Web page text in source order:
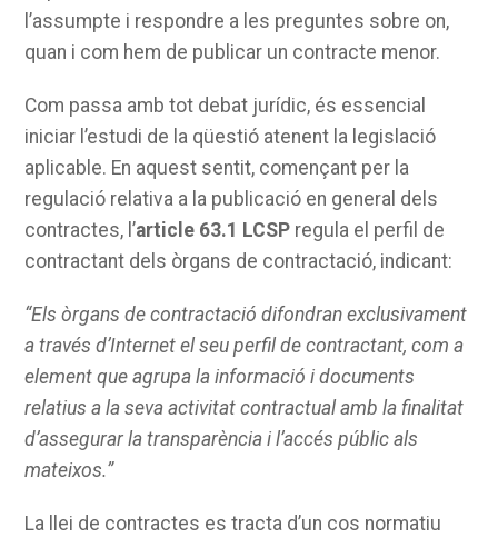
l’assumpte i respondre a les preguntes sobre on,
quan i com hem de publicar un contracte menor.
Com passa amb tot debat jurídic, és essencial
iniciar l’estudi de la qüestió atenent la legislació
aplicable. En aquest sentit, començant per la
regulació relativa a la publicació en general dels
contractes, l’article 63.1 LCSP regula el perfil de
contractant dels òrgans de contractació, indicant:
“Els òrgans de contractació difondran exclusivament
a través d’Internet el seu perfil de contractant, com a
element que agrupa la informació i documents
relatius a la seva activitat contractual amb la finalitat
d’assegurar la transparència i l’accés públic als
mateixos.”
La llei de contractes es tracta d’un cos normatiu